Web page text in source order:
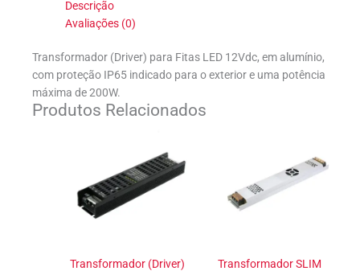
Descrição
Avaliações (0)
Transformador (Driver) para Fitas LED 12Vdc, em alumínio,
com proteção IP65 indicado para o exterior e uma potência
máxima de 200W.
Produtos Relacionados
Transformador (Driver)
Transformador SLIM